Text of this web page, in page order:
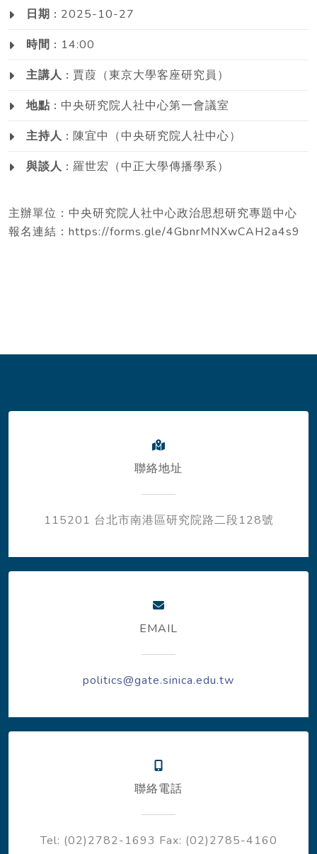
日期 : 2025-10-27
時間 : 14:00
主講人 : 賈葭（東京大學客座研究員）
地點 : 中央研究院人社中心第一會議室
主持人 : 陳宜中（中央研究院人社中心）
與談人 : 羅世宏（中正大學傳播學系）
主辦單位：中央研究院人社中心政治思想研究專題中心
報名連結：https://forms.gle/4GbnrMNXwCAH2a4s9
聯絡地址
115201 台北市南港區研究院路二段128號
EMAIL
politics@gate.sinica.edu.tw
聯絡電話
Tel: (02)2782-1693 Fax: (02)2785-4160